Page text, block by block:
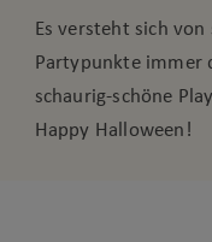
Es versteht sich
Partypunkte immer
schaurig-schöne
Happy Halloween!